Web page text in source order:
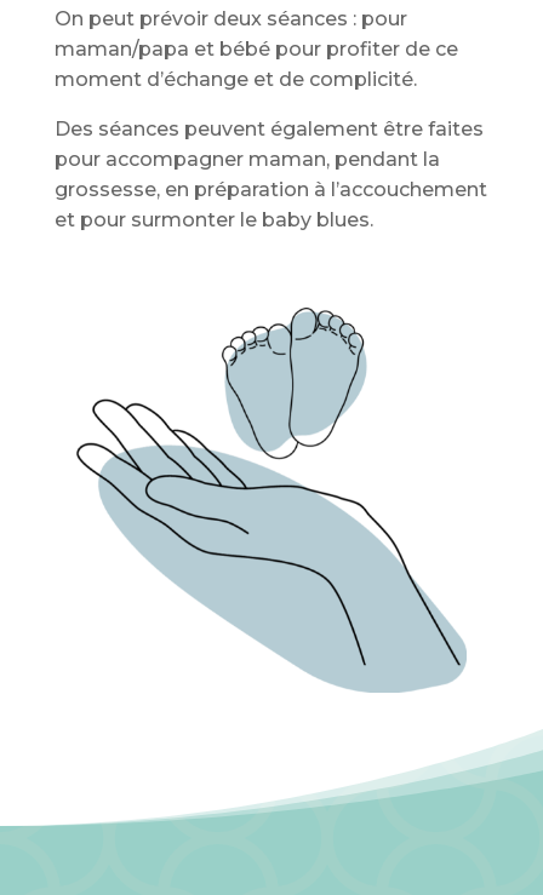
On peut prévoir deux séances : pour
maman/papa et bébé pour profiter de ce
moment d’échange et de complicité.
Des séances peuvent également être faites
pour accompagner maman, pendant la
grossesse, en préparation à l’accouchement
et pour surmonter le baby blues.